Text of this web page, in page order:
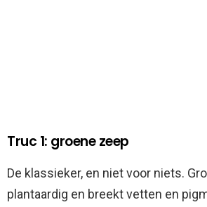
Truc 1: groene zeep
De klassieker, en niet voor niets.
plantaardig en breekt vetten en